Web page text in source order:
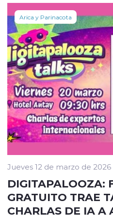
Arica y Parinacota
Jueves 12 de marzo de 2026
DIGITAPALOOZA:
GRATUITO TRAE
CHARLAS DE IA A